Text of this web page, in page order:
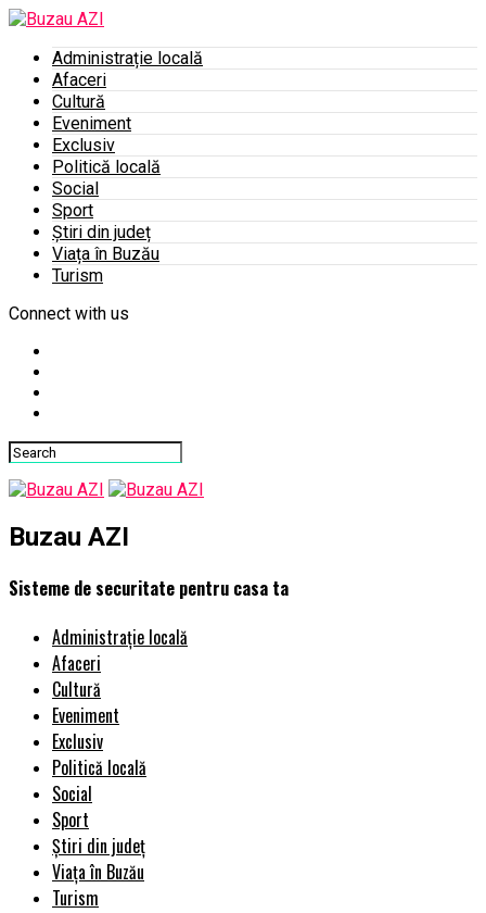
Administrație locală
Afaceri
Cultură
Eveniment
Exclusiv
Politică locală
Social
Sport
Știri din județ
Viața în Buzău
Turism
Connect with us
Buzau AZI
Sisteme de securitate pentru casa ta
Administrație locală
Afaceri
Cultură
Eveniment
Exclusiv
Politică locală
Social
Sport
Știri din județ
Viața în Buzău
Turism